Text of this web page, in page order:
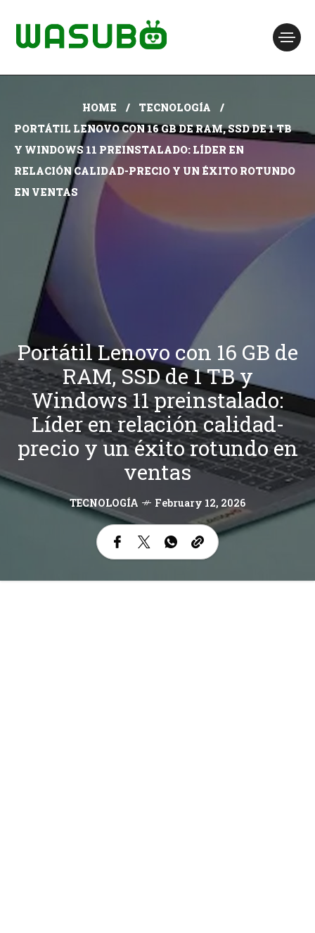
HOME
TECNOLOGÍA
PORTÁTIL LENOVO CON 16 GB DE RAM, SSD DE 1 TB
Y WINDOWS 11 PREINSTALADO: LÍDER EN
RELACIÓN CALIDAD-PRECIO Y UN ÉXITO ROTUNDO
EN VENTAS
Portátil Lenovo con 16 GB de
RAM, SSD de 1 TB y
Windows 11 preinstalado:
Líder en relación calidad-
precio y un éxito rotundo en
ventas
TECNOLOGÍA February 12, 2026